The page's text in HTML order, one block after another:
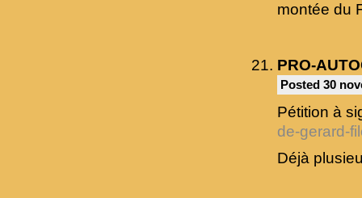
montée du
PRO-
Posted 30
Pétition à
de-gerard-
Déjà